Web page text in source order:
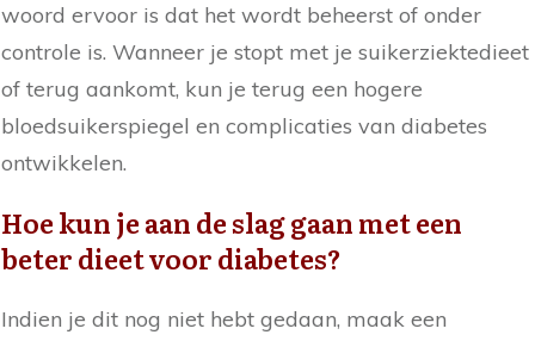
woord ervoor is dat het wordt beheerst of onder
controle is. Wanneer je stopt met je suikerziektedieet
of terug aankomt, kun je terug een hogere
bloedsuikerspiegel en complicaties van diabetes
ontwikkelen.
Hoe kun je aan de slag gaan met een
beter dieet voor diabetes?
Indien je dit nog niet hebt gedaan, maak een